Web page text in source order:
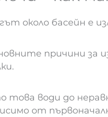
около басейн е
причини за
това води до
от